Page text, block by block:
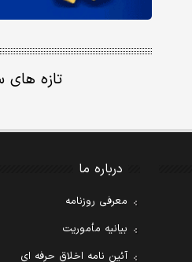
تازه
درباره ما
معرفی روزنامه
بیانیه مأموریت
آئین نامه اخلاق حرفه ای